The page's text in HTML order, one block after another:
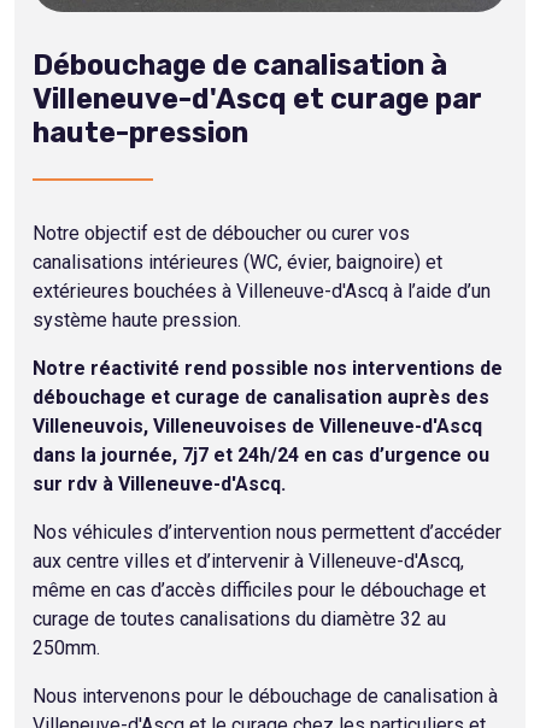
Débouchage de canalisation à
Villeneuve-d'Ascq et curage par
haute-pression
Notre objectif est de déboucher ou curer vos
canalisations intérieures (WC, évier, baignoire) et
extérieures bouchées à Villeneuve-d'Ascq à l’aide d’un
système haute pression.
Notre réactivité rend possible nos interventions de
débouchage et curage de canalisation auprès des
Villeneuvois, Villeneuvoises de Villeneuve-d'Ascq
dans la journée, 7j7 et 24h/24 en cas d’urgence ou
sur rdv à Villeneuve-d'Ascq.
Nos véhicules d’intervention nous permettent d’accéder
aux centre villes et d’intervenir à Villeneuve-d'Ascq,
même en cas d’accès difficiles pour le débouchage et
curage de toutes canalisations du diamètre 32 au
250mm.
Nous intervenons pour le débouchage de canalisation à